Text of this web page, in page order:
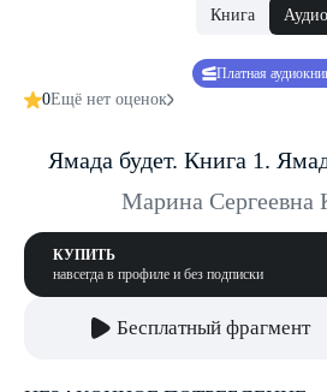
Книга Аудио
Платная
0Ещё нет оценок
Ямада будет. Книга 1.
Марина Сергеевна
КУПИТЬ
навсегда в профиле и без подписки
Бесплатный фрагмент